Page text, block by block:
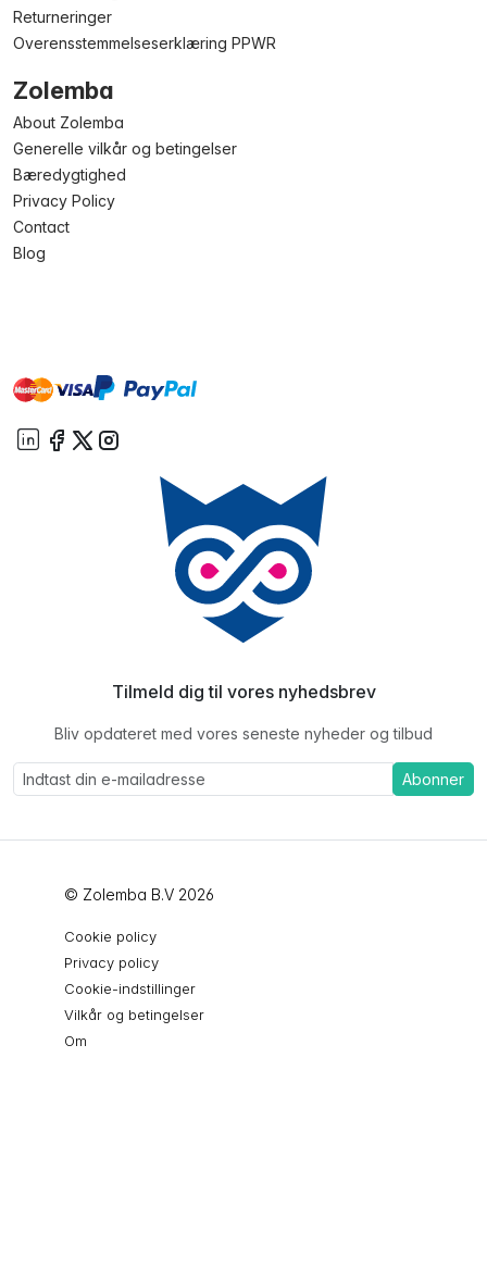
Returneringer
Overensstemmelseserklæring PPWR
Zolemba
About Zolemba
Generelle vilkår og betingelser
Bæredygtighed
Privacy Policy
Contact
Blog
mastervisa paypal
Tilmeld dig til vores nyhedsbrev
Bliv opdateret med vores seneste nyheder og tilbud
Abonner
© Zolemba B.V 2026
Cookie policy
Privacy policy
Cookie-indstillinger
Vilkår og betingelser
Om